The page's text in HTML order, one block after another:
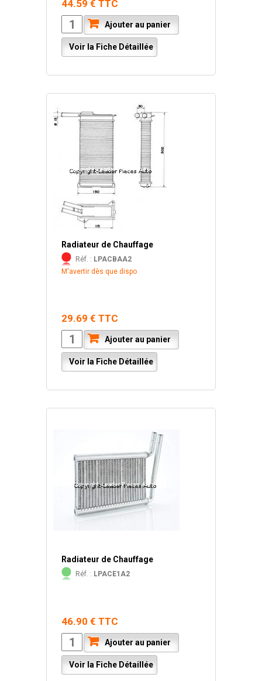
44.59 € TTC
Ajouter au panier
Voir la Fiche Détaillée
Radiateur de Chauffage
Réf. : LPACBAA2
M'avertir dès que dispo
29.69 € TTC
Ajouter au panier
Voir la Fiche Détaillée
Radiateur de Chauffage
Réf. : LPACE1A2
46.90 € TTC
Ajouter au panier
Voir la Fiche Détaillée